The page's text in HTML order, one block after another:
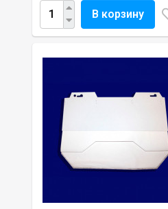
В корзину